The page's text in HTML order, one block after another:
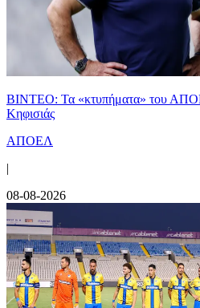
ΒΙΝΤΕΟ: Τα «κτυπήματα» του
Κηφισιάς
ΑΠΟΕΛ
|
08-08-2026